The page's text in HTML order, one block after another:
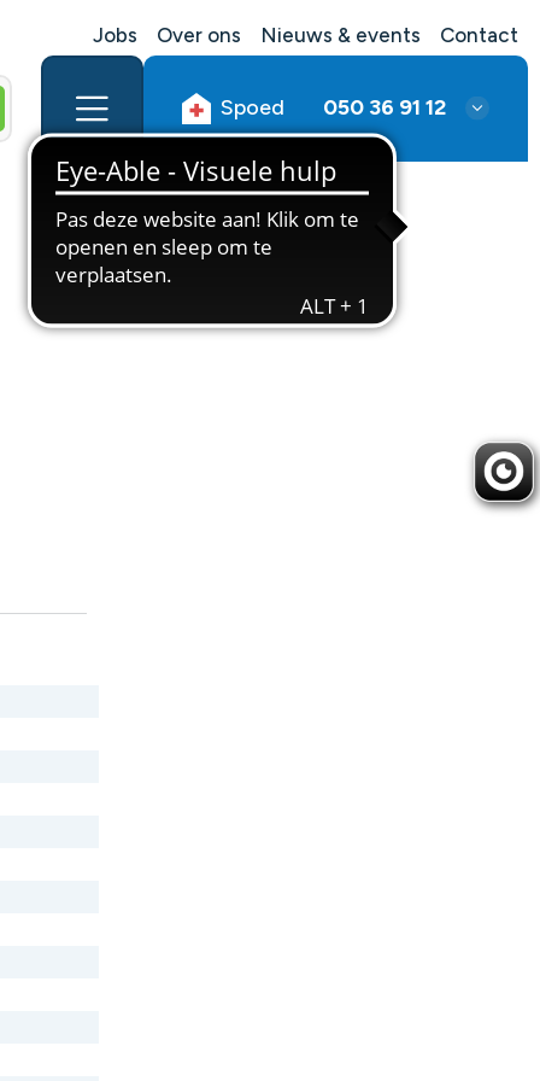
Jobs Over ons Nieuws & events Contact
Spoed 050 36 91 12